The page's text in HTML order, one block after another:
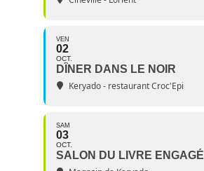
VEN
02
OCT.
DÎNER DANS LE NOIR
Keryado - restaurant Croc'Epi
SAM
03
OCT.
SALON DU LIVRE ENGAGÉ